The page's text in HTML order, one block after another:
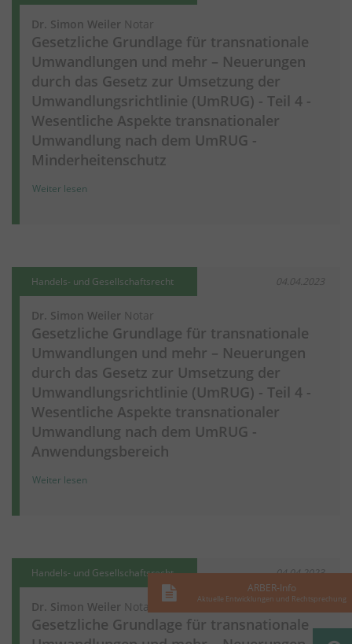
Dr. Simon Weiler Notar
Gesetzliche Grundlage für transnationale
Umwandlungen und mehr – Neuerungen
durch das Gesetz zur Umsetzung der
Umwandlungsrichtlinie (UmRUG) - Teil 4 -
Wesentliche Aspekte transnationaler
Umwandlung nach dem UmRUG -
Minderheitenschutz
Weiter lesen
Handels- und Gesellschaftsrecht 04.04.2023
Dr. Simon Weiler Notar
Gesetzliche Grundlage für transnationale
Umwandlungen und mehr – Neuerungen
durch das Gesetz zur Umsetzung der
Umwandlungsrichtlinie (UmRUG) - Teil 4 -
Wesentliche Aspekte transnationaler
Umwandlung nach dem UmRUG -
Anwendungsbereich
Weiter lesen
Handels- und Gesellschaftsrecht 04.04.2023
Dr. Simon Weiler Notar
Gesetzliche Grundlage für transnationale
ARBER-Info
Aktuelle Entwicklungen und Rechtsprechung